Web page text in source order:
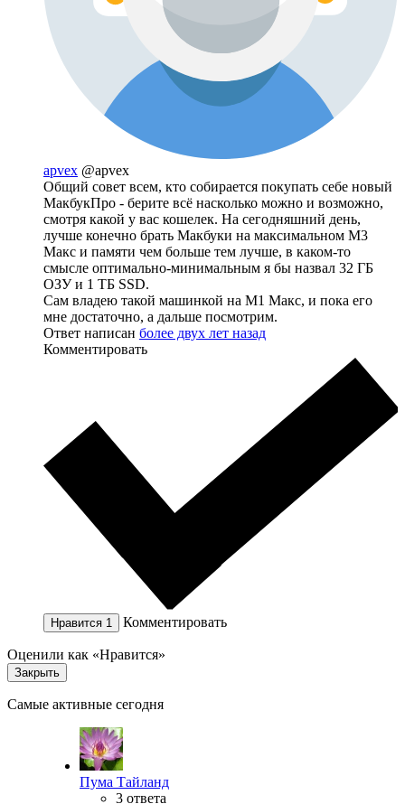
apvex @apvex
Общий совет всем, кто собирается покупать себе новый
МакбукПро - берите всё насколько можно и возможно,
смотря какой у вас кошелек. На сегодняшний день,
лучше конечно брать Макбуки на максимальном М3
Макс и памяти чем больше тем лучше, в каком-то
смысле оптимально-минимальным я бы назвал 32 ГБ
ОЗУ и 1 ТБ SSD.
Сам владею такой машинкой на М1 Макс, и пока его
мне достаточно, а дальше посмотрим.
Ответ написан более двух лет назад
Комментировать
Нравится 1 Комментировать
Оценили как «Нравится»
Закрыть
Самые активные сегодня
Пума Тайланд
3 ответа